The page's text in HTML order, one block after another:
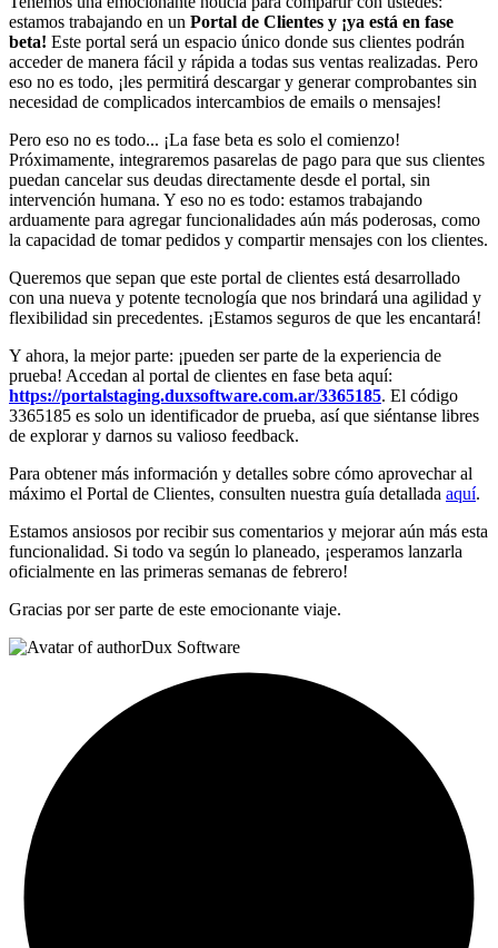
estamos trabajando en un Portal de Clientes y ¡ya está en fase
beta! Este portal será un espacio único donde sus clientes podrán
acceder de manera fácil y rápida a todas sus ventas realizadas. Pero
eso no es todo, ¡les permitirá descargar y generar comprobantes sin
necesidad de complicados intercambios de emails o mensajes!
Pero eso no es todo... ¡La fase beta es solo el comienzo!
Próximamente, integraremos pasarelas de pago para que sus clientes
puedan cancelar sus deudas directamente desde el portal, sin
intervención humana. Y eso no es todo: estamos trabajando
arduamente para agregar funcionalidades aún más poderosas, como
la capacidad de tomar pedidos y compartir mensajes con los clientes.
Queremos que sepan que este portal de clientes está desarrollado
con una nueva y potente tecnología que nos brindará una agilidad y
flexibilidad sin precedentes. ¡Estamos seguros de que les encantará!
Y ahora, la mejor parte: ¡pueden ser parte de la experiencia de
prueba! Accedan al portal de clientes en fase beta aquí:
https://portalstaging.duxsoftware.com.ar/3365185. El código
3365185 es solo un identificador de prueba, así que siéntanse libres
de explorar y darnos su valioso feedback.
Para obtener más información y detalles sobre cómo aprovechar al
máximo el Portal de Clientes, consulten nuestra guía detallada aquí.
Estamos ansiosos por recibir sus comentarios y mejorar aún más esta
funcionalidad. Si todo va según lo planeado, ¡esperamos lanzarla
oficialmente en las primeras semanas de febrero!
Gracias por ser parte de este emocionante viaje.
Dux Software